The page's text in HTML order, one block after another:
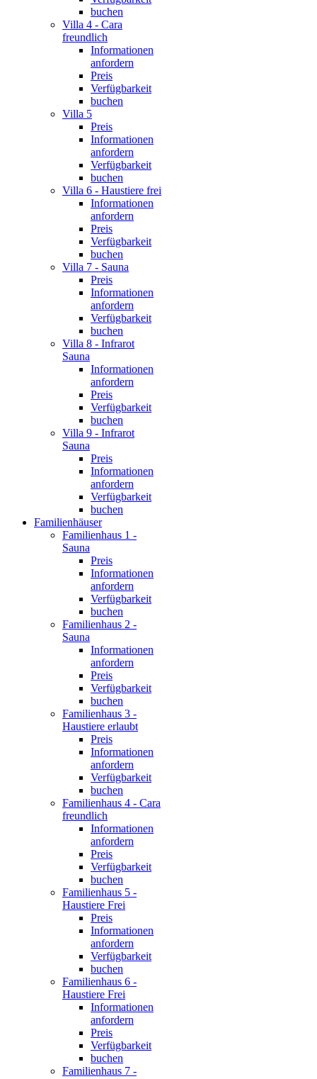
buchen
Villa 4 - Cara
freundlich
Informationen
anfordern
Preis
Verfügbarkeit
buchen
Villa 5
Preis
Informationen
anfordern
Verfügbarkeit
buchen
Villa 6 - Haustiere frei
Informationen
anfordern
Preis
Verfügbarkeit
buchen
Villa 7 - Sauna
Preis
Informationen
anfordern
Verfügbarkeit
buchen
Villa 8 - Infrarot
Sauna
Informationen
anfordern
Preis
Verfügbarkeit
buchen
Villa 9 - Infrarot
Sauna
Preis
Informationen
anfordern
Verfügbarkeit
buchen
Familienhäuser
Familienhaus 1 -
Sauna
Preis
Informationen
anfordern
Verfügbarkeit
buchen
Familienhaus 2 -
Sauna
Informationen
anfordern
Preis
Verfügbarkeit
buchen
Familienhaus 3 -
Haustiere erlaubt
Preis
Informationen
anfordern
Verfügbarkeit
buchen
Familienhaus 4 - Cara
freundlich
Informationen
anfordern
Preis
Verfügbarkeit
buchen
Familienhaus 5 -
Haustiere Frei
Preis
Informationen
anfordern
Verfügbarkeit
buchen
Familienhaus 6 -
Haustiere Frei
Informationen
anfordern
Preis
Verfügbarkeit
buchen
Familienhaus 7 -